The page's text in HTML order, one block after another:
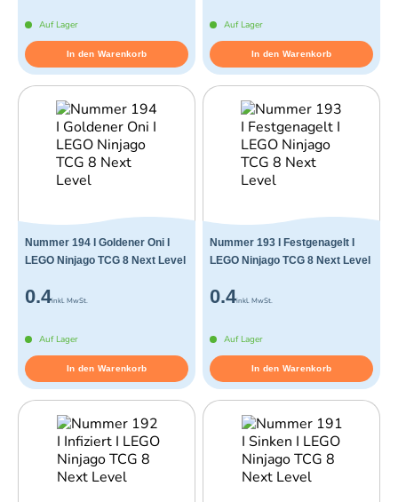
Auf Lager
In den Warenkorb
Auf Lager
In den Warenkorb
Nummer 194 I Goldener Oni I
LEGO Ninjago TCG 8 Next Level
0.4inkl. MwSt.
Auf Lager
In den Warenkorb
Nummer 193 I Festgenagelt I
LEGO Ninjago TCG 8 Next Level
0.4inkl. MwSt.
Auf Lager
In den Warenkorb